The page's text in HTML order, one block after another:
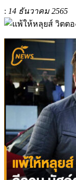
: 14 ธันวาคม 2565